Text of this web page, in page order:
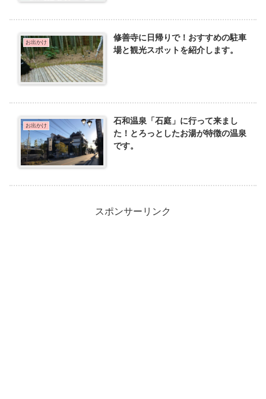
お出かけ
修善寺に日帰りで！おすすめの駐車
場と観光スポットを紹介します。
お出かけ
石和温泉「石庭」に行って来まし
た！とろっとしたお湯が特徴の温泉
です。
スポンサーリンク